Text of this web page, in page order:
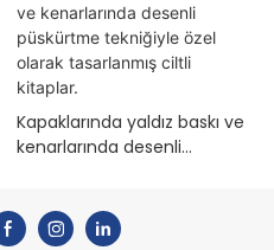
Kapaklarında yaldız baskı ve
kenarlarında desenli
kitaplar.